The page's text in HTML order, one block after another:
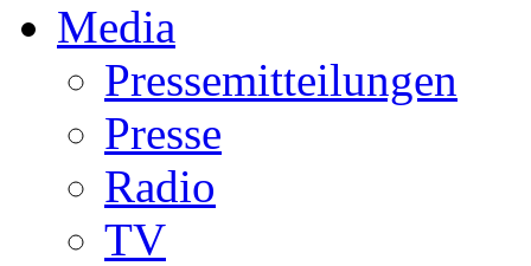
Media
Pressemitteilungen
Presse
Radio
TV